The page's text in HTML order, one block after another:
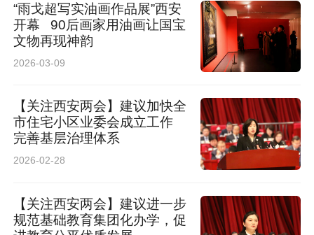
“雨戈超写实油画作品展”西安
开幕 90后画家用油画让国宝
文物再现神韵
2026-03-09
【关注西安两会】建议加快全
市住宅小区业委会成立工作
完善基层治理体系
2026-02-28
【关注西安两会】建议进一步
规范基础教育集团化办学，促